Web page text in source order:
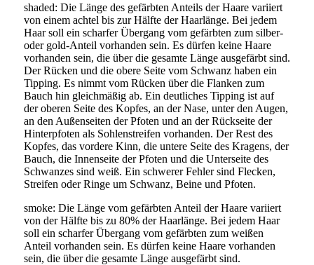
shaded: Die Länge des gefärbten Anteils der Haare variiert
von einem achtel bis zur Hälfte der Haarlänge. Bei jedem
Haar soll ein scharfer Übergang vom gefärbten zum silber-
oder gold-Anteil vorhanden sein. Es dürfen keine Haare
vorhanden sein, die über die gesamte Länge ausgefärbt sind.
Der Rücken und die obere Seite vom Schwanz haben ein
Tipping. Es nimmt vom Rücken über die Flanken zum
Bauch hin gleichmäßig ab. Ein deutliches Tipping ist auf
der oberen Seite des Kopfes, an der Nase, unter den Augen,
an den Außenseiten der Pfoten und an der Rückseite der
Hinterpfoten als Sohlenstreifen vorhanden. Der Rest des
Kopfes, das vordere Kinn, die untere Seite des Kragens, der
Bauch, die Innenseite der Pfoten und die Unterseite des
Schwanzes sind weiß. Ein schwerer Fehler sind Flecken,
Streifen oder Ringe um Schwanz, Beine und Pfoten.
smoke: Die Länge vom gefärbten Anteil der Haare variiert
von der Hälfte bis zu 80% der Haarlänge. Bei jedem Haar
soll ein scharfer Übergang vom gefärbten zum weißen
Anteil vorhanden sein. Es dürfen keine Haare vorhanden
sein, die über die gesamte Länge ausgefärbt sind.